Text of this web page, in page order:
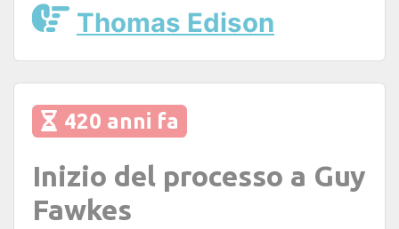
Thomas Edison
420 anni fa
Inizio del processo a Guy
Fawkes